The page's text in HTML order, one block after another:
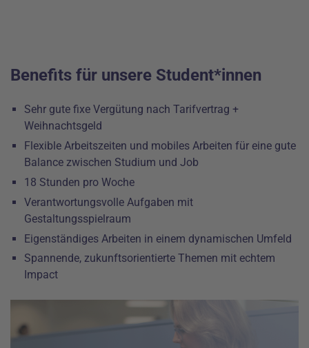
Benefits für unsere Student*innen
Sehr gute fixe Vergütung nach Tarifvertrag +
Weihnachtsgeld
Flexible Arbeitszeiten und mobiles Arbeiten für eine gute
Balance zwischen Studium und Job
18 Stunden pro Woche
Verantwortungsvolle Aufgaben mit
Gestaltungsspielraum
Eigenständiges Arbeiten in einem dynamischen Umfeld
Spannende, zukunftsorientierte Themen mit echtem
Impact